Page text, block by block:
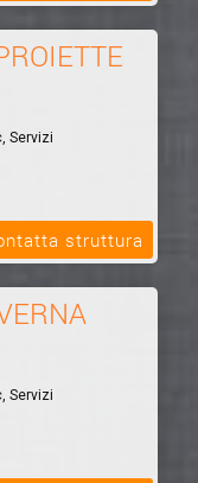
Servizi
struttura
Servizi